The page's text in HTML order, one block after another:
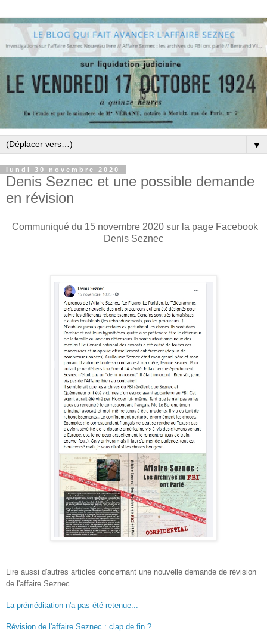
▼
lundi 30 novembre 2020
Denis Seznec et une possible demande
en révision
Communiqué du 15 novembre 2020 sur la page Facebook
Denis Seznec
Lire aussi d'autres articles concernant une nouvelle demande de révision
de l'affaire Seznec
La préméditation n'a pas été retenue...
Révision de l'affaire Seznec : clap de fin ?